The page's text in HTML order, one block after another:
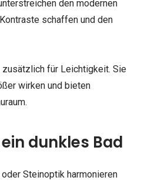
den modernen
schaffen und den
für Leichtigkeit. Sie
wirken und bieten
dunkles Bad
Steinoptik harmonieren